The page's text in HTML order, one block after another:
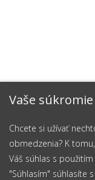
Vaše
Chcete si užívať
obmedzenia? K
Váš súhlas s
"Súhlasím" súhlasíte